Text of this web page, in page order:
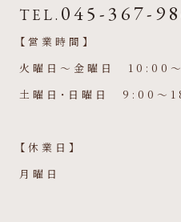
TEL. 045-367-
【営業時間】
火曜日～金曜日 10:00
土曜日・日曜日 9:00～
【休業日】
月曜日